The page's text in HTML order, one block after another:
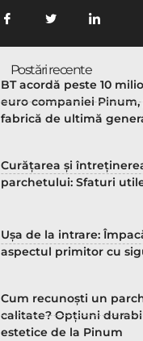
Postări recente
BT acordă peste 10
euro companiei
fabrică de ultimă
Curățarea și
parchetului: Sfaturi
Ușa de la intrare:
aspectul primitor cu
Cum recunoști un
calitate? Opțiuni
estetice de la Pinum